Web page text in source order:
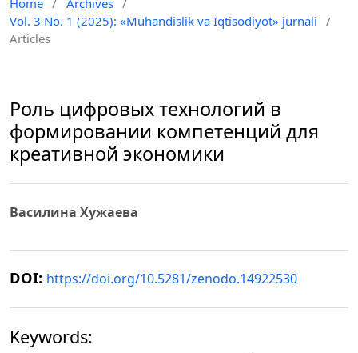
Home / Archives /
Vol. 3 No. 1 (2025): «Muhandislik va Iqtisodiyot» jurnali
/
Articles
Роль цифровых технологий в
формировании компетенций для
креативной экономики
Василина Хужаева
DOI: https://doi.org/10.5281/zenodo.14922530
Keywords: